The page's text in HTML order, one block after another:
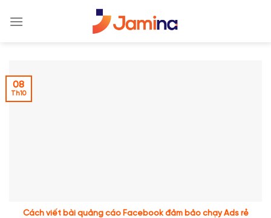
Cách viết bài quảng cáo Facebook đảm bảo chạy Ads rẻ
08
Th10